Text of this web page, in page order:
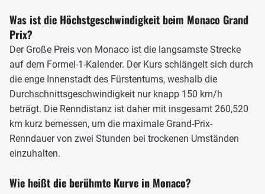
Das Layout des Circuit de Monaco, Foto: Motorsport-Magazin.com
In den 78 Rennrunden müssen die Fahrer knapp 5000 Mal
schalten. Auch wenn auf keiner anderen Strecke die
Durchschnittsgeschwindigkeit geringer ist, so verglich
Nelson Piquet Formel 1 fahren in Monaco nicht
unzutreffend mit einem Hubschrauberflug im
Wohnzimmer. Denn selbst bei 160 Kilometer pro Stunde
Durchschnittsgeschwindigkeit fordert der
Leitplankendschungel die Fahrer aufs Extremste.
Schon am Ende der Start-Ziel-Gerade befindet sich die erste
Was ist die Höchstgeschwindigkeit beim Monaco Grand
Prix?
Der Große Preis von Monaco ist die langsamste Strecke
auf dem Formel-1-Kalender. Der Kurs schlängelt sich durch
die enge Innenstadt des Fürstentums, weshalb die
Durchschnittsgeschwindigkeit nur knapp 150 km/h
beträgt. Die Renndistanz ist daher mit insgesamt 260,520
km kurz bemessen, um die maximale Grand-Prix-
Renndauer von zwei Stunden bei trockenen Umständen
einzuhalten.
Wie heißt die berühmte Kurve in Monaco?